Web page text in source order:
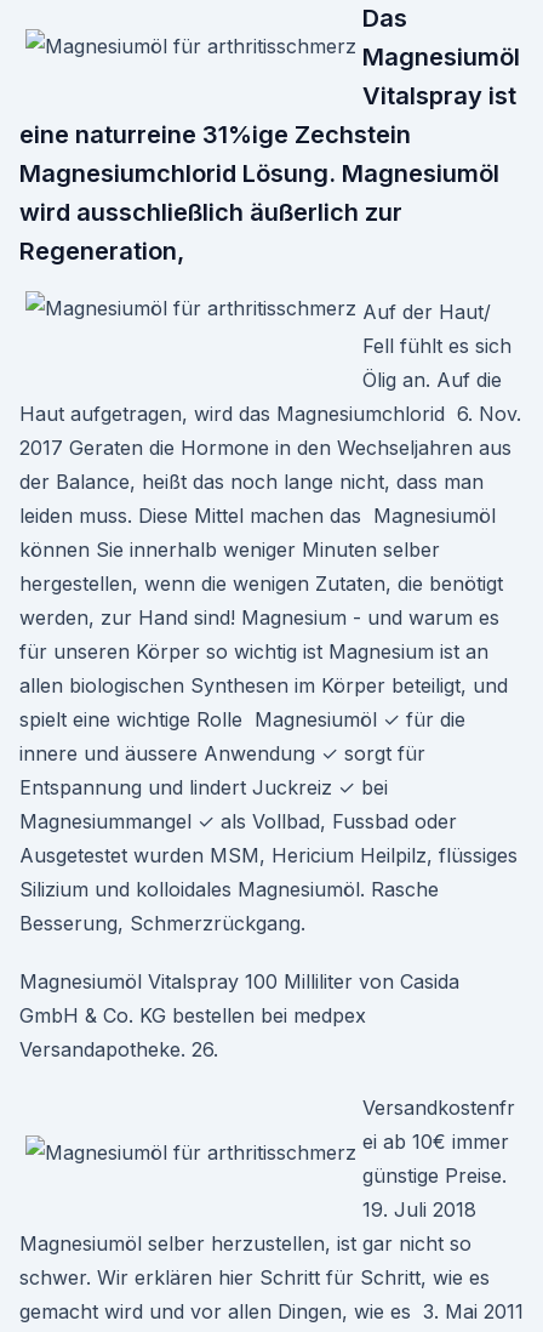
Das
Magnesiumöl
Vitalspray ist
eine naturreine 31%ige Zechstein
Magnesiumchlorid Lösung. Magnesiumöl
wird ausschließlich äußerlich zur
Regeneration,
Auf der Haut/
Fell fühlt es sich
Ölig an. Auf die
Haut aufgetragen, wird das Magnesiumchlorid 6. Nov.
2017 Geraten die Hormone in den Wechseljahren aus
der Balance, heißt das noch lange nicht, dass man
leiden muss. Diese Mittel machen das Magnesiumöl
können Sie innerhalb weniger Minuten selber
hergestellen, wenn die wenigen Zutaten, die benötigt
werden, zur Hand sind! Magnesium - und warum es
für unseren Körper so wichtig ist Magnesium ist an
allen biologischen Synthesen im Körper beteiligt, und
spielt eine wichtige Rolle Magnesiumöl ✓ für die
innere und äussere Anwendung ✓ sorgt für
Entspannung und lindert Juckreiz ✓ bei
Magnesiummangel ✓ als Vollbad, Fussbad oder
Ausgetestet wurden MSM, Hericium Heilpilz, flüssiges
Silizium und kolloidales Magnesiumöl. Rasche
Besserung, Schmerzrückgang.
Magnesiumöl Vitalspray 100 Milliliter von Casida
GmbH & Co. KG bestellen bei medpex
Versandapotheke. 26.
Versandkostenfr
ei ab 10€ immer
günstige Preise.
19. Juli 2018
Magnesiumöl selber herzustellen, ist gar nicht so
schwer. Wir erklären hier Schritt für Schritt, wie es
gemacht wird und vor allen Dingen, wie es 3. Mai 2011